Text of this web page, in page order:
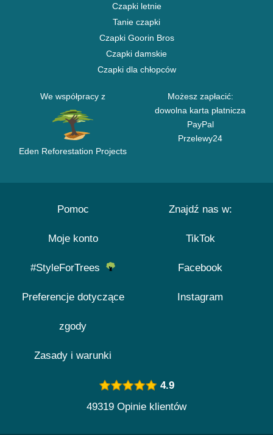
Czapki letnie
Tanie czapki
Czapki Goorin Bros
Czapki damskie
Czapki dla chłopców
We współpracy z
Eden Reforestation Projects
Możesz zapłacić:
dowolna karta płatnicza
PayPal
Przelewy24
Pomoc
Moje konto
#StyleForTrees
Preferencje dotyczące
zgody
Zasady i warunki
Znajdź nas w:
TikTok
Facebook
Instagram
4.9
49319 Opinie klientów